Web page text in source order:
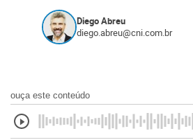
Diego Abreu
diego.abreu@cni.com.br
ouça este conteúdo